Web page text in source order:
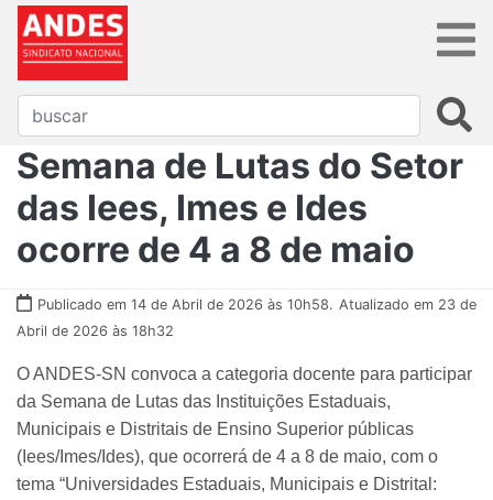
Semana de Lutas do Setor
das Iees, Imes e Ides
ocorre de 4 a 8 de maio
Publicado em 14 de Abril de 2026 às 10h58. Atualizado em 23 de
Abril de 2026 às 18h32
O ANDES-SN convoca a categoria docente para participar
da Semana de Lutas das Instituições Estaduais,
Municipais e Distritais de Ensino Superior públicas
(Iees/Imes/Ides), que ocorrerá de 4 a 8 de maio, com o
tema “Universidades Estaduais, Municipais e Distrital: